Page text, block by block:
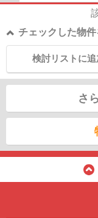
校、中学校のアクセ
チェックした物
検討リストに追
さ